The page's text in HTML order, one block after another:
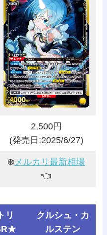
2,500円
(発売日:2025/6/27)
❄️ メルカリ最新相場
👈️
リ
クルシュ・カ
ルステン